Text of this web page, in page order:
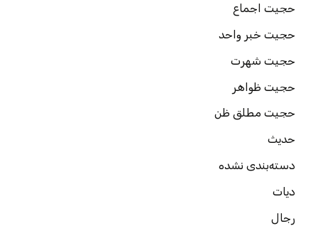
حجیت اجماع
حجیت خبر واحد
حجیت شهرت
حجیت ظواهر
حجیت مطلق ظن
حدیث
دسته‌بندی نشده
دیات
رجال